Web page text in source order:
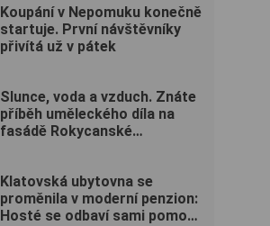
Koupání v Nepomuku konečně
startuje. První návštěvníky
přivítá už v pátek
Slunce, voda a vzduch. Znáte
příběh uměleckého díla na
fasádě Rokycanské
Klatovská ubytovna se
proměnila v moderní penzion:
Hosté se odbaví sami pomocí